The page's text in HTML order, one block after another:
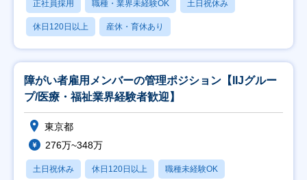
正社員採用 職種・業界未経験OK 土日祝休み
休日120日以上 産休・育休あり
障がい者雇用メンバーの管理ポジション【IIJグルー
プ/医療・福祉業界経験者歓迎】
東京都
276万~348万
土日祝休み 休日120日以上 職種未経験OK